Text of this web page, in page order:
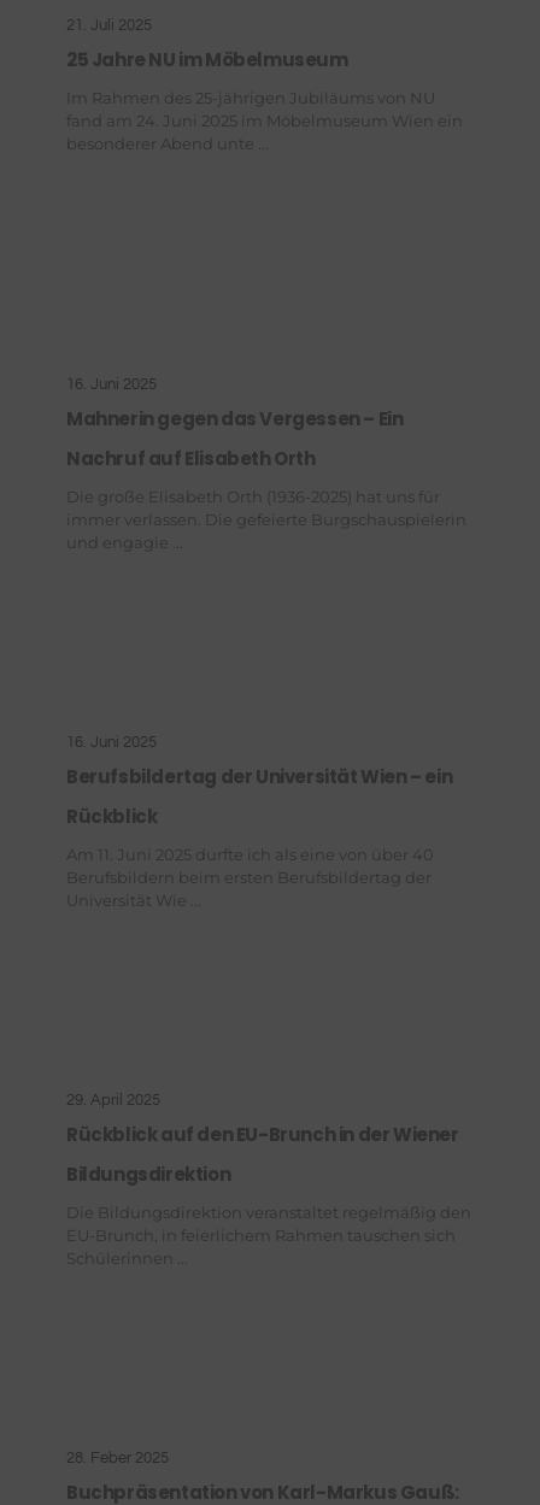
21. Juli 2025
25 Jahre NU im Möbelmuseum
Im Rahmen des 25-jährigen Jubiläums von NU
fand am 24. Juni 2025 im Möbelmuseum Wien ein
besonderer Abend unte ...
16. Juni 2025
Mahnerin gegen das Vergessen – Ein
Nachruf auf Elisabeth Orth
Die große Elisabeth Orth (1936-2025) hat uns für
immer verlassen. Die gefeierte Burgschauspielerin
und engagie ...
16. Juni 2025
Berufsbildertag der Universität Wien – ein
Rückblick
Am 11. Juni 2025 durfte ich als eine von über 40
Berufsbildern beim ersten Berufsbildertag der
Universität Wie ...
29. April 2025
Rückblick auf den EU-Brunch in der Wiener
Bildungsdirektion
Die Bildungsdirektion veranstaltet regelmäßig den
EU-Brunch, in feierlichem Rahmen tauschen sich
Schülerinnen ...
28. Feber 2025
Buchpräsentation von Karl-Markus Gauß: